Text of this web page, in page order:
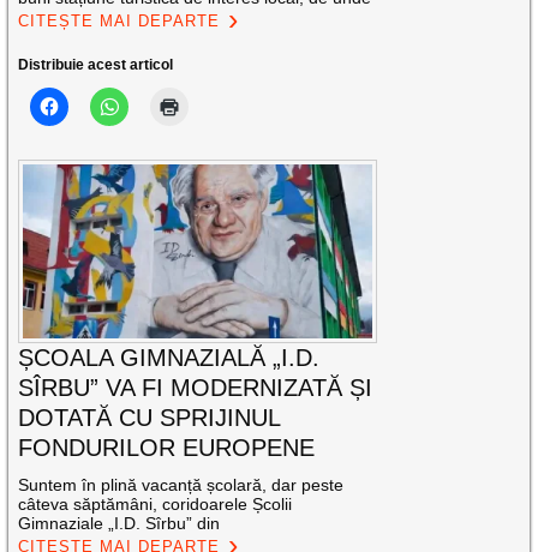
CITEȘTE MAI DEPARTE
Distribuie acest articol
ȘCOALA GIMNAZIALĂ „I.D.
SÎRBU” VA FI MODERNIZATĂ ȘI
DOTATĂ CU SPRIJINUL
FONDURILOR EUROPENE
Suntem în plină vacanță școlară, dar peste
câteva săptămâni, coridoarele Școlii
Gimnaziale „I.D. Sîrbu” din
CITEȘTE MAI DEPARTE